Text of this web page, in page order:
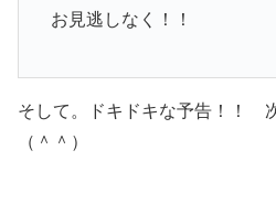
お見逃しなく！！
そして。ドキドキな予告！！
（＾＾）